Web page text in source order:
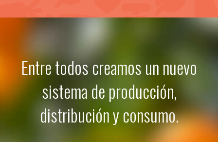
Entre todos creamos un nuevo
sistema de producción,
distribución y consumo.